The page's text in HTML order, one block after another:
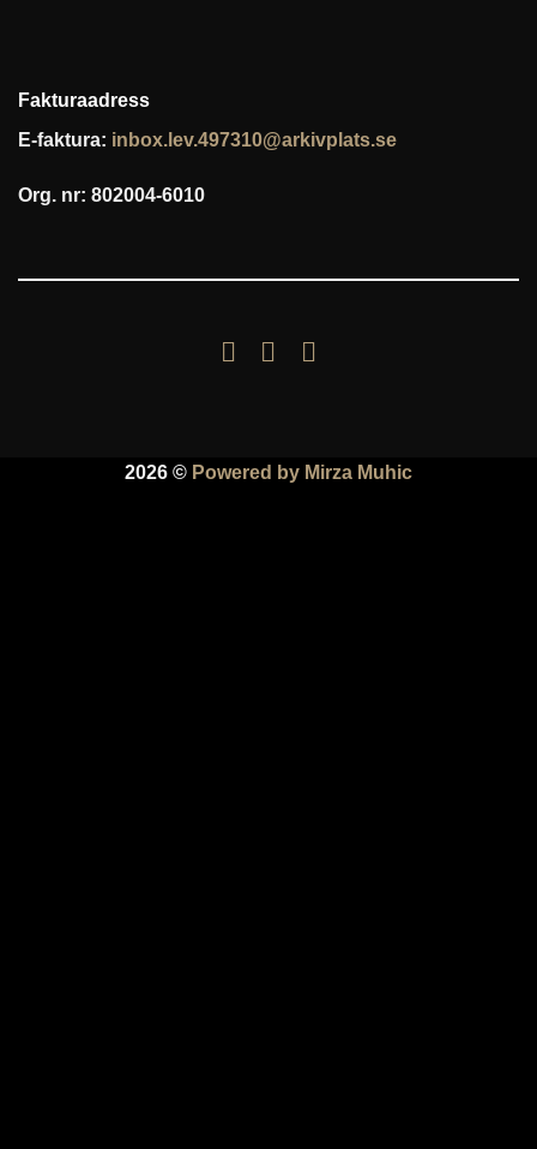
Fakturaadress
E-faktura: inbox.lev.497310@arkivplats.se
Org. nr: 802004-6010
2026 © Powered by Mirza Muhic